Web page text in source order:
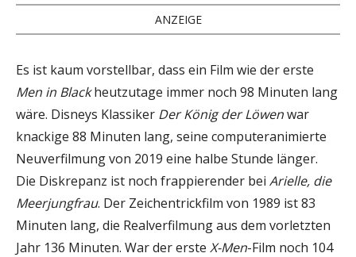
ANZEIGE
Es ist kaum vorstellbar, dass ein Film wie der erste
Men in Blackheutzutage immer noch 98 Minuten lang
wäre. Disneys Klassiker Der König der Löwenwar
knackige 88 Minuten lang, seine computeranimierte
Neuverfilmung von 2019 eine halbe Stunde länger.
Die Diskrepanz ist noch frappierender bei Arielle, die
Meerjungfrau. Der Zeichentrickfilm von 1989 ist 83
Minuten lang, die Realverfilmung aus dem vorletzten
Jahr 136 Minuten. War der erste X-Men-Film noch 104